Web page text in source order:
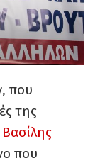
που
της
Βασίλης
που